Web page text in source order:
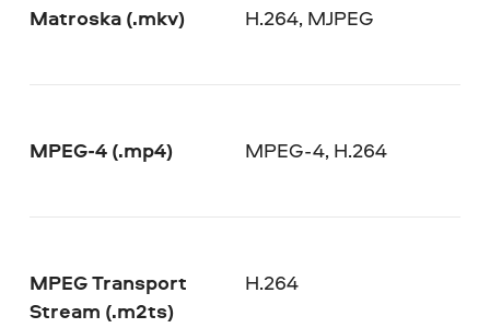
Matroska (.mkv) H.264, MJPEG
MPEG-4 (.mp4) MPEG-4, H.264
MPEG Transport
Stream (.m2ts)
H.264